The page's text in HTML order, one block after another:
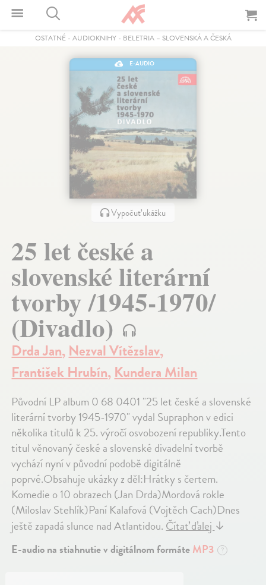
OSTATNÉ- AUDIOKNIHY- BELETRIA – SLOVENSKÁ A ČESKÁ
E-AUDIO
Vypočuť ukážku
25 let české a
slovenské literární
tvorby /1945-1970/
(Divadlo)
Drda Jan,Nezval Vítězslav,
František Hrubín,Kundera Milan
Původní LP album 0 68 0401 "25 let české a slovenské
literární tvorby 1945-1970" vydal Supraphon v edici
několika titulů k 25. výročí osvobození republiky.Tento
titul věnovaný české a slovenské divadelní tvorbě
vychází nyní v původní podobě digitálně
poprvé.Obsahuje ukázky z děl:Hrátky s čertem.
Komedie o 10 obrazech (Jan Drda)Mordová rokle
(Miloslav Stehlík)Paní Kalafová (Vojtěch Cach)Dnes
ještě zapadá slunce nad Atlantidou.Čítať ďalej↓
E-audio na stiahnutie v digitálnom formáteMP3 ?